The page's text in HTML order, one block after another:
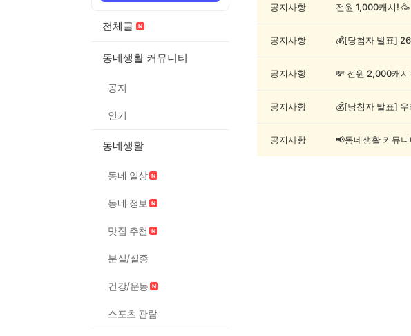
전체글
동네생활 커뮤니티
공지
인기
동네생활
동네 일상
동네 정보
맛집 추천
분실/실종
건강/운동
스포츠 관람
공지사항
공지사항
공지사항
공지사항
공지사항 📢동네생활 커뮤